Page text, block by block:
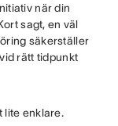
när din
sagt, en väl
säkerställer
rätt tidpunkt
lite enklare.